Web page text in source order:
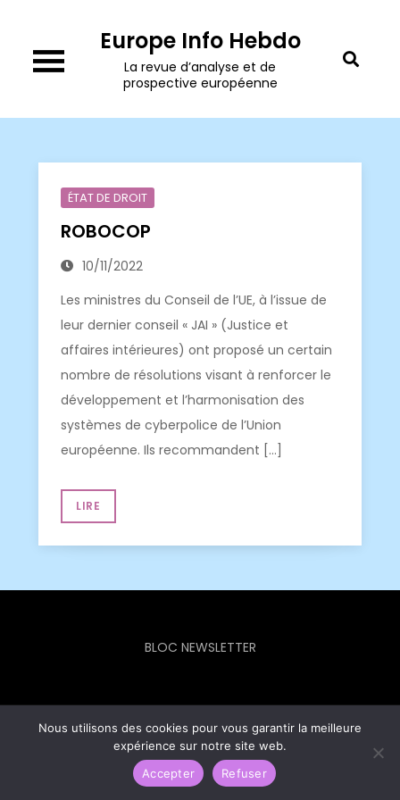
content
Europe Info Hebdo
La revue d’analyse et de
prospective européenne
ÉTAT DE DROIT
ROBOCOP
10/11/2022
Les ministres du Conseil de l’UE, à l’issue de
leur dernier conseil « JAI » (Justice et
affaires intérieures) ont proposé un certain
nombre de résolutions visant à renforcer le
développement et l’harmonisation des
systèmes de cyberpolice de l’Union
européenne. Ils recommandent […]
LIRE
BLOC NEWSLETTER
Europe Info Hebdo © 2023 - Theme Focus Blog byCreativ
Themes
Nous utilisons des cookies pour vous garantir la meilleure
expérience sur notre site web.
Accepter
Refuser